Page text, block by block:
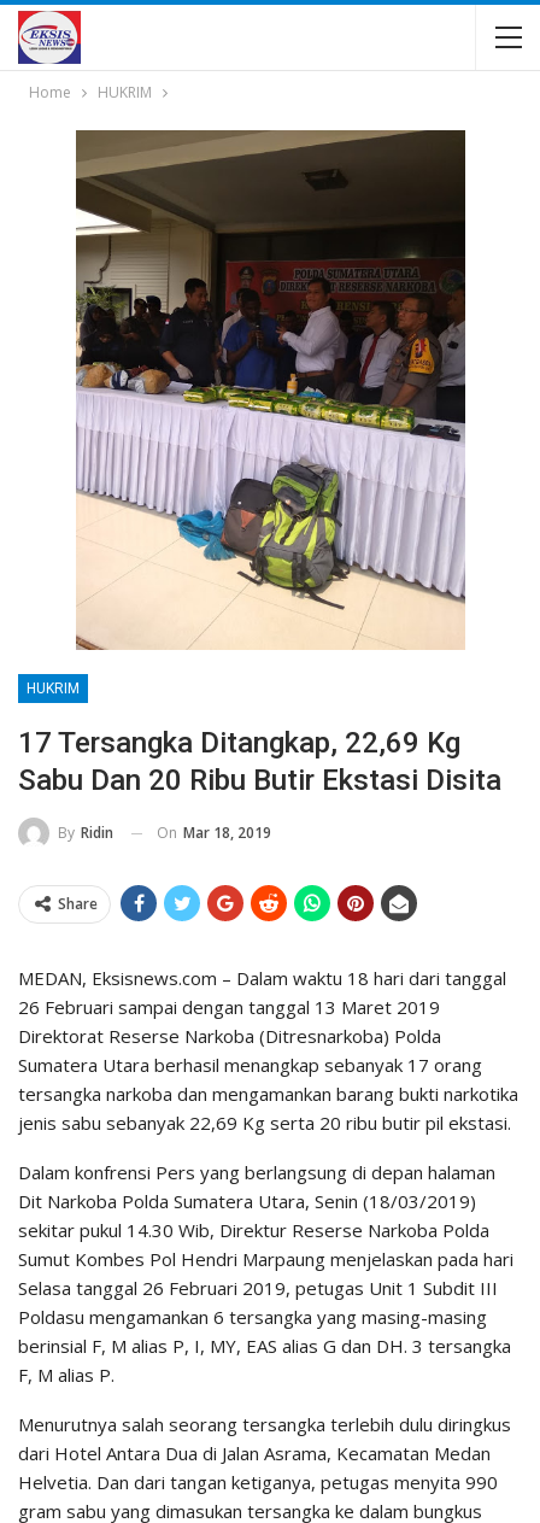
Home HUKRIM
HUKRIM
17 Tersangka Ditangkap, 22,69 Kg
Sabu Dan 20 Ribu Butir Ekstasi Disita
By Ridin On Mar 18, 2019
Share
MEDAN, Eksisnews.com – Dalam waktu 18 hari dari tanggal
26 Februari sampai dengan tanggal 13 Maret 2019
Direktorat Reserse Narkoba (Ditresnarkoba) Polda
Sumatera Utara berhasil menangkap sebanyak 17 orang
tersangka narkoba dan mengamankan barang bukti narkotika
jenis sabu sebanyak 22,69 Kg serta 20 ribu butir pil ekstasi.
Dalam konfrensi Pers yang berlangsung di depan halaman
Dit Narkoba Polda Sumatera Utara, Senin (18/03/2019)
sekitar pukul 14.30 Wib, Direktur Reserse Narkoba Polda
Sumut Kombes Pol Hendri Marpaung menjelaskan pada hari
Selasa tanggal 26 Februari 2019, petugas Unit 1 Subdit III
Poldasu mengamankan 6 tersangka yang masing-masing
berinsial F, M alias P, I, MY, EAS alias G dan DH. 3 tersangka
F, M alias P.
Menurutnya salah seorang tersangka terlebih dulu diringkus
dari Hotel Antara Dua di Jalan Asrama, Kecamatan Medan
Helvetia. Dan dari tangan ketiganya, petugas menyita 990
gram sabu yang dimasukan tersangka ke dalam bungkus